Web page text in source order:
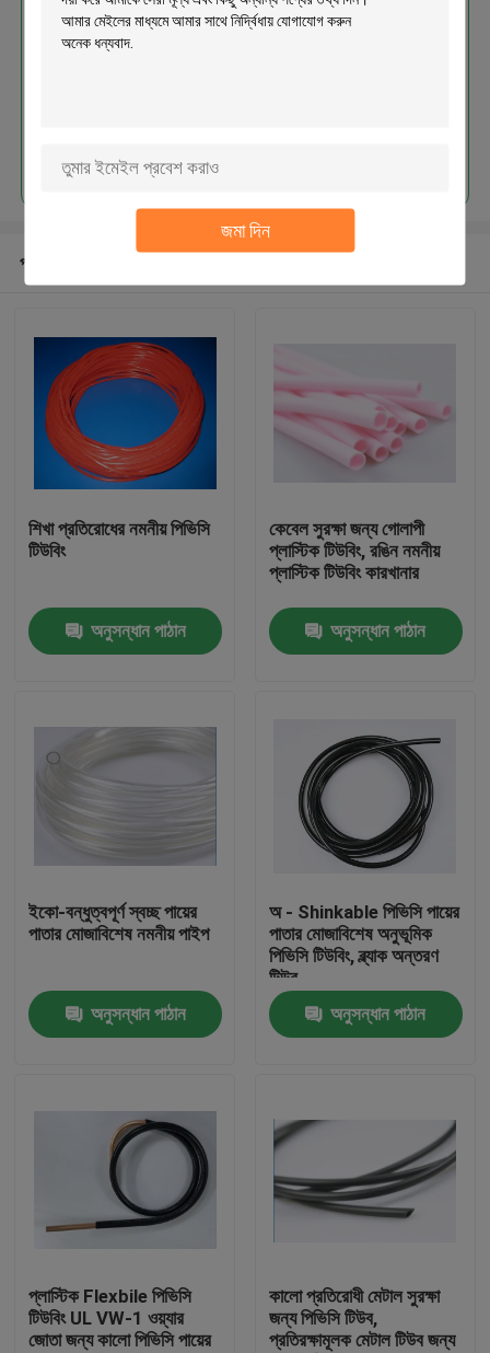
জমা দিন
আমাদের সম্পর্কে
কারখানা ভ্রমণ
মান নিয়ন্ত্রণ
উদ্ধৃতির জন্য আবেদন
নমনীয় পিভিসি টিউবিং
ঢেউখেলান নমনীয় টিউবিং
শিল্প যন্ত্রপাতি জন্য আইস ফুল আবরণ
প্রস্তাবিত পণ্য
শিখা প্রতিরোধের নমনীয় পিভিসি
টিউবিং
অনুসন্ধান পাঠান
কেবেল সুরক্ষা জন্য গোলাপী
প্লাস্টিক টিউবিং, রঙিন নমনীয়
প্লাস্টিক টিউবিং কারখানার
অনুসন্ধান পাঠান
ইকো-বন্ধুত্বপূর্ণ স্বচ্ছ পায়ের
পাতার মোজাবিশেষ নমনীয় পাইপ
অনুসন্ধান পাঠান
অ - Shinkable পিভিসি পায়ের
পাতার মোজাবিশেষ অনুভূমিক
পিভিসি টিউবিং, ব্ল্যাক অন্তরণ
টিউব
অনুসন্ধান পাঠান
প্লাস্টিক Flexbile পিভিসি
টিউবিং UL VW-1 ওয়্যার
জোতা জন্য কালো পিভিসি পায়ের
কালো প্রতিরোধী মেটাল সুরক্ষা
জন্য পিভিসি টিউব,
প্রতিরক্ষামূলক মেটাল টিউব জন্য